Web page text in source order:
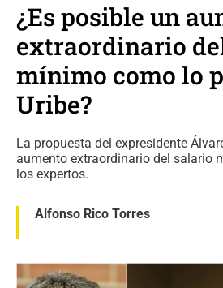
¿Es posible un
extraordinario
mínimo como lo
Uribe?
La propuesta del expresidente
aumento extraordinario del salario
los expertos.
Alfonso Rico Torres